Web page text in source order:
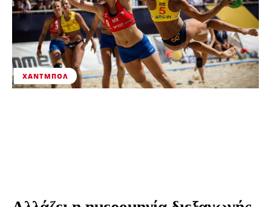
ΧΆΝΤΜΠΟΛ